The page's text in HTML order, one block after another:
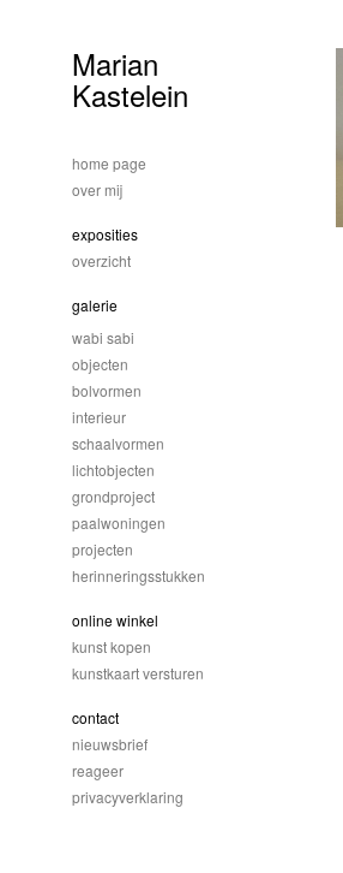
Marian
Kastelein
home page
over mij
exposities
overzicht
galerie
wabi sabi
objecten
bolvormen
interieur
schaalvormen
lichtobjecten
grondproject
paalwoningen
projecten
herinneringsstukken
online winkel
kunst kopen
kunstkaart versturen
contact
nieuwsbrief
reageer
privacyverklaring